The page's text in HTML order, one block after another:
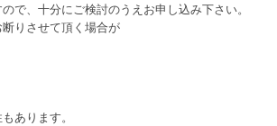
で、十分にご検討のうえお申し込み下さい。
りさせて頂く場合が
あります。